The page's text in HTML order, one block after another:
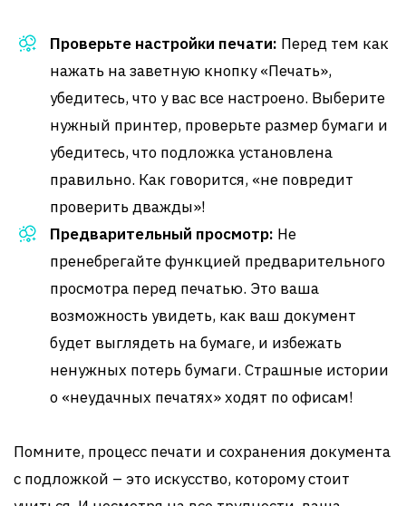
Проверьте настройки печати: Перед тем как
нажать на заветную кнопку «Печать»,
убедитесь, что у вас все настроено. Выберите
нужный принтер, проверьте размер бумаги и
убедитесь, что подложка установлена
правильно. Как говорится, «не повредит
проверить дважды»!
Предварительный просмотр: Не
пренебрегайте функцией предварительного
просмотра перед печатью. Это ваша
возможность увидеть, как ваш документ
будет выглядеть на бумаге, и избежать
ненужных потерь бумаги. Страшные истории
о «неудачных печатях» ходят по офисам!
Помните, процесс печати и сохранения документа
с подложкой – это искусство, которому стоит